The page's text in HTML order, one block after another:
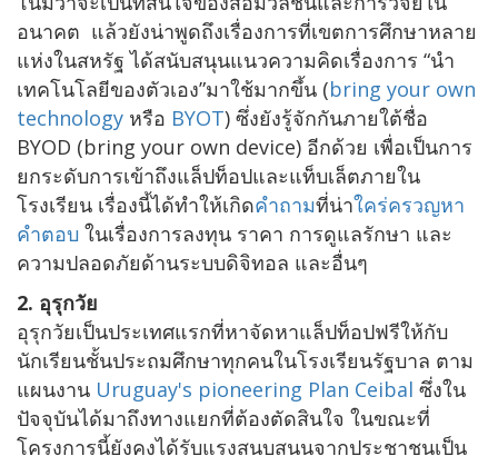
อนาคต แล้วยังน่าพูดถึงเรื่องการที่เขตการศึกษาหลาย
แห่งในสหรัฐ ได้สนับสนุนแนวความคิดเรื่องการ “นำ
เทคโนโลยีของตัวเอง”มาใช้มากขึ้น (bring your own
technology หรือ BYOT) ซึ่งยังรู้จักกันภายใต้ชื่อ
BYOD (bring your own device) อีกด้วย เพื่อเป็นการ
ยกระดับการเข้าถึงแล็ปท็อปและแท็บเล็ตภายใน
โรงเรียน เรื่องนี้ได้ทำให้เกิดคำถามที่น่าใคร่ครวญหา
คำตอบ ในเรื่องการลงทุน ราคา การดูแลรักษา และ
ความปลอดภัยด้านระบบดิจิทอล และอื่นๆ
2. อุรุกวัย
อุรุกวัยเป็นประเทศแรกที่หาจัดหาแล็ปท็อปฟรีให้กับ
นักเรียนชั้นประถมศึกษาทุกคนในโรงเรียนรัฐบาล ตาม
แผนงาน Uruguay's pioneering Plan Ceibal ซึ่งใน
ปัจจุบันได้มาถึงทางแยกที่ต้องตัดสินใจ ในขณะที่
โครงการนี้ยังคงได้รับแรงสนุบสนุนจากประชาชนเป็น